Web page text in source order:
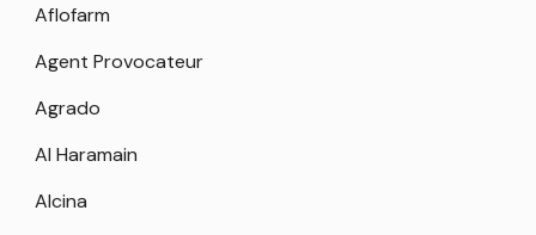
Aflofarm
Agent Provocateur
Agrado
Al Haramain
Alcina